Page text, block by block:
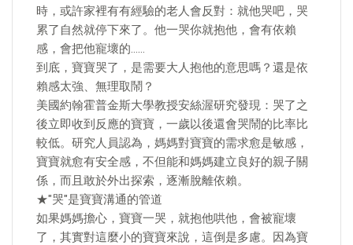
時，或許家裡有有經驗的老人會反對：就他哭吧，哭
累了自然就停下來了。他一哭你就抱他，會有依賴
感，會把他寵壞的……
到底，寶寶哭了，是需要大人抱他的意思嗎？還是依
賴感太強、無理取鬧？
美國約翰霍普金斯大學教授安絲渥研究發現：哭了之
後立即收到反應的寶寶，一歲以後還會哭鬧的比率比
較低。研究人員認為，媽媽對寶寶的需求愈是敏感，
寶寶就愈有安全感，不但能和媽媽建立良好的親子關
係，而且敢於外出探索，逐漸脫離依賴。
★"哭"是寶寶溝通的管道
如果媽媽擔心，寶寶一哭，就抱他哄他，會被寵壞
了，其實對這麼小的寶寶來說，這倒是多慮。因為寶